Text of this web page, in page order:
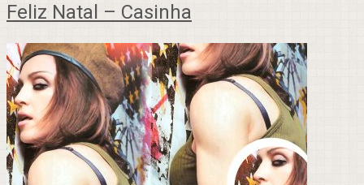
Feliz Natal – Casinha